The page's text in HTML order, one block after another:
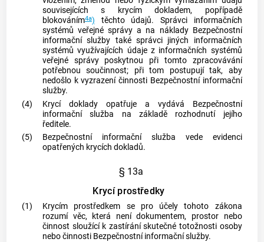
souvisejících s
krycím dokladem, popřípadě
blokováním4a) těchto údajů. Správci informačních
systémů veřejné správy a na náklady Bezpečnostní
informační služby také správci jiných informačních
systémů využívajících údaje z informačních systémů
veřejné správy poskytnou při tomto zpracovávání
potřebnou součinnost; při tom postupují tak, aby
nedošlo k vyzrazení činnosti Bezpečnostní informační
služby.
(4)
Krycí dokladyopatřuje a vydává Bezpečnostní
informační služba na základě rozhodnutí jejího
ředitele.
(5)
Bezpečnostní informační služba vede evidenci
opatřených krycích dokladů.
§ 13a
Krycí prostředky
(1) Krycím prostředkem se pro účely tohoto zákona
rozumí věc, která není dokumentem, prostor nebo
činnost sloužící k zastírání skutečné totožnosti osoby
nebo činnosti Bezpečnostní informační služby.